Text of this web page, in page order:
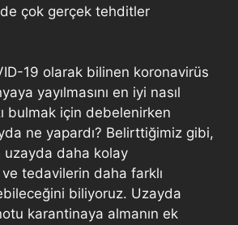
çok gerçek tehditler
19 olarak bilinen koronavirüs
yayılmasını en iyi nasıl
bulmak için debelenirken
ne yapardı? Belirttiğimiz gibi,
uzayda daha kolay
tedavilerin daha farklı
biliyoruz. Uzayda
karantinaya almanın ek